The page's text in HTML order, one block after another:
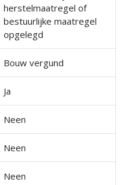
herstelmaatregel of
bestuurlijke maatregel
opgelegd
Bouw vergund
Ja
Neen
Neen
Neen